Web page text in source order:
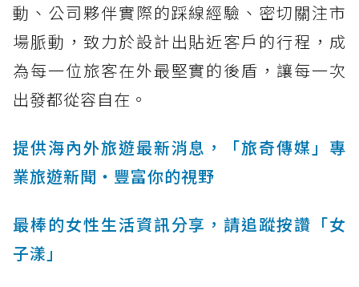
動、公司夥伴實際的踩線經驗、密切關注市
場脈動，致力於設計出貼近客戶的行程，成
為每一位旅客在外最堅實的後盾，讓每一次
出發都從容自在。
提供海內外旅遊最新消息，「旅奇傳媒」專
業旅遊新聞‧豐富你的視野
最棒的女性生活資訊分享，請追蹤按讚「女
子漾」